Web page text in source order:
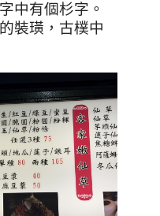
中有個杉字。
裝璜，古樸中